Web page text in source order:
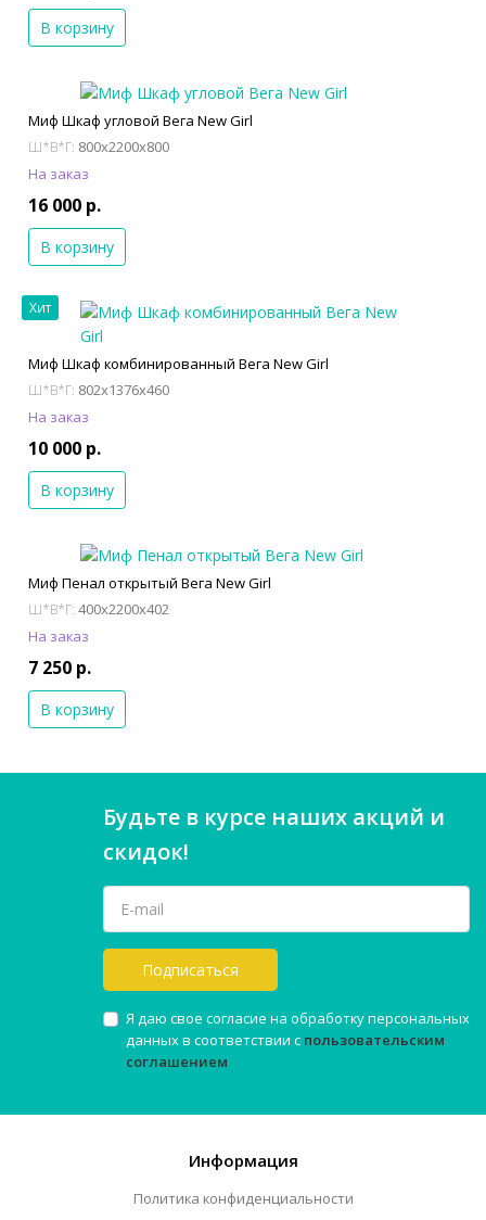
В корзину
Миф Шкаф угловой Вега New Girl
Ш*В*Г: 800x2200x800
На заказ
16 000 р.
В корзину
Хит
Миф Шкаф комбинированный Вега New Girl
Ш*В*Г: 802x1376x460
На заказ
10 000 р.
В корзину
Миф Пенал открытый Вега New Girl
Ш*В*Г: 400x2200x402
На заказ
7 250 р.
В корзину
Будьте в курсе наших акций и
скидок!
Подписаться
Я даю свое согласие на обработку персональных
данных в соответствии с пользовательским
соглашением
Информация
Политика конфиденциальности